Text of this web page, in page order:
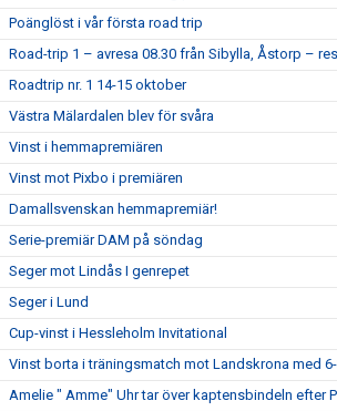
Poänglöst i vår första road trip
Road-trip 1 – avresa 08.30 från Sibylla, Åstorp –
Roadtrip nr. 1 14-15 oktober
Västra Mälardalen blev för svåra
Vinst i hemmapremiären
Vinst mot Pixbo i premiären
Damallsvenskan hemmapremiär!
Serie-premiär DAM på söndag
Seger mot Lindås I genrepet
Seger i Lund
Cup-vinst i Hessleholm Invitational
Vinst borta i träningsmatch mot Landskrona med
Amelie " Amme" Uhr tar över kaptensbindeln efter